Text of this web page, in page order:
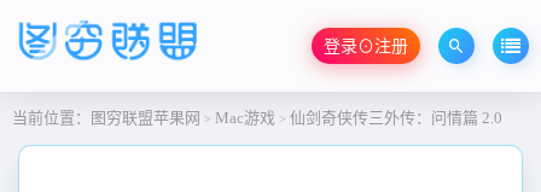
登录⊙注册
当前位置： 图穷联盟苹果网 > Mac游戏 > 仙剑奇侠传三外传：问情篇 2.0